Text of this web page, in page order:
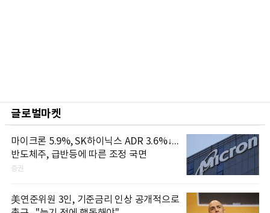
글로벌마켓
마이크론 5.9%, SK하이닉스 ADR 3.6%↓...
반도체주, 급반등에 따른 조정 국면
증권
美연준위원 3인, 기준금리 인상 공개적으로